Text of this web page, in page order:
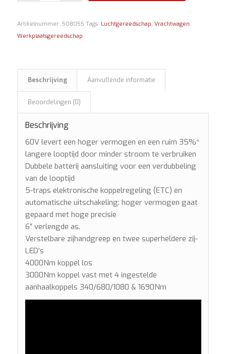
Artikelnummer: 508055 Tags: Luchtgereedschap, Vrachtwagen,
Werkplaatsgereedschap
Beschrijving Aanvullende informatie
Beoordelingen (0)
Beschrijving
60V levert een hoger vermogen en een ruim 35%*
langere looptijd door minder stroom te verbruiken
Dubbele batterij aansluiting voor een verdubbeling
van de looptijd
5-traps elektronische koppelregeling (ETC) en
automatische uitschakeling: hoger vermogen gaat
gepaard met hoge precisie
6″ verlengde as.
Verstelbare zijhandgreep en twee superheldere zij-
LED’s
4000Nm koppel los
3000Nm koppel vast met 4 ingestelde
aanhaalkoppels 340/680/1080 & 1690Nm